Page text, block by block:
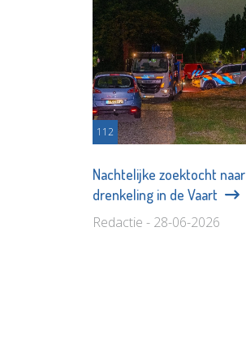
112
Nachtelijke zoektocht naar
drenkeling in de Vaart
Redactie - 28-06-2026